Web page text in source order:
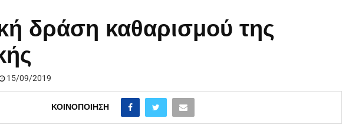
δράση καθαρισμού της
15/09/2019
ΚΟΙΝΟΠΟΊΗΣΗ